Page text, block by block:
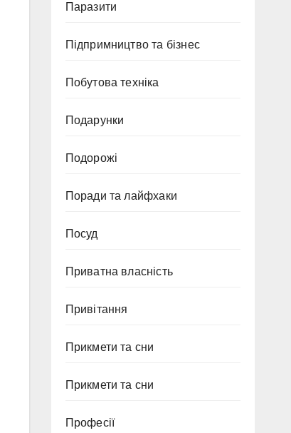
Паразити
Підпримництво та бізнес
Побутова техніка
Подарунки
Подорожі
Поради та лайфхаки
Посуд
Приватна власність
Привітання
Прикмети та сни
Прикмети та сни
Професії